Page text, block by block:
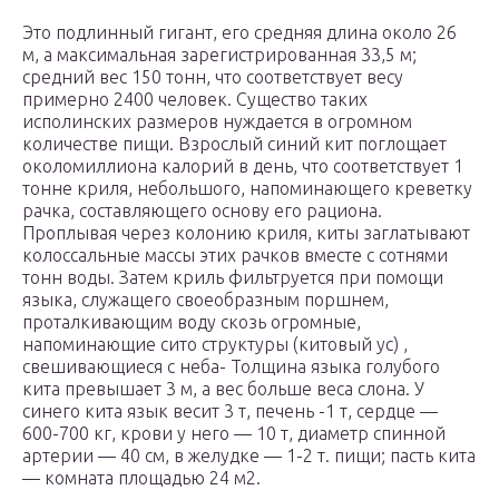
Это подлинный гигант, его средняя длина около 26
м, а максимальная зарегистрированная 33,5 м;
средний вес 150 тонн, что соответствует весу
примерно 2400 человек. Существо таких
исполинских размеров нуждается в огромном
количестве пищи. Взрослый синий кит поглощает
околомиллиона калорий в день, что соответствует 1
тонне криля, небольшого, напоминающего креветку
рачка, составляющего основу его рациона.
Проплывая через колонию криля, киты заглатывают
колоссальные массы этих рачков вместе с сотнями
тонн воды. Затем криль фильтруется при помощи
языка, служащего своеобразным поршнем,
проталкивающим воду скозь огромные,
напоминающие сито структуры (китовый ус) ,
свешивающиеся с неба- Толщина языка голубого
кита превышает 3 м, а вес больше веса слона. У
синего кита язык весит 3 т, печень -1 т, сердце —
600-700 кг, крови у него — 10 т, диаметр спинной
артерии — 40 см, в желудке — 1-2 т. пищи; пасть кита
— комната площадью 24 м2.